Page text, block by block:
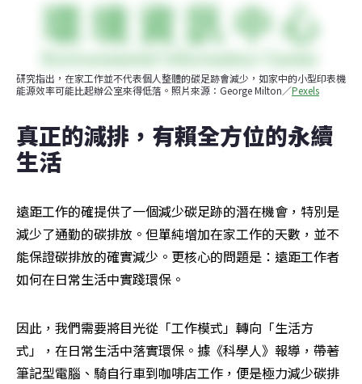
研究指出，在家工作並不代表個人整體的碳足跡會減少，如家中的小型印表機
能源效率可能比起辦公室來得低落。照片來源：George Milton／Pexels
真正的減排，有賴全方位的永續
生活
遠距工作的確提供了一個減少碳足跡的潛在機會，特別是
減少了通勤的碳排放。但單純增加在家工作的天數，並不
能保證碳排放的確實減少。更核心的問題是：遠距工作者
如何在日常生活中實踐環保。
因此，我們需要將目光從「工作模式」轉向「生活方
式」，在日常生活中落實環保。據《科學人》報導，帶著
筆記型電腦、騎自行車到咖啡店工作，便是極力減少碳排